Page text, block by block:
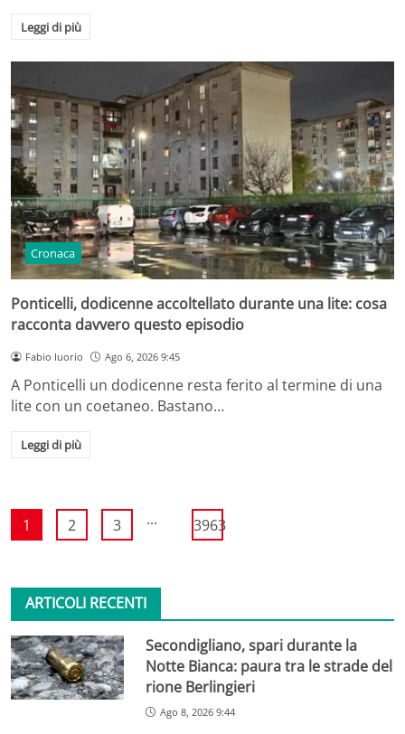
Leggi di più
Cronaca
Ponticelli, dodicenne accoltellato durante una lite: cosa
racconta davvero questo episodio
Fabio Iuorio Ago 6, 2026 9:45
A Ponticelli un dodicenne resta ferito al termine di una
lite con un coetaneo. Bastano…
Leggi di più
1 2 3 ... 3963
ARTICOLI RECENTI
Secondigliano, spari durante la
Notte Bianca: paura tra le strade del
rione Berlingieri
Ago 8, 2026 9:44